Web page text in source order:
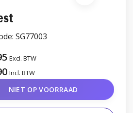
SG77003
Excl. BTW
Incl. BTW
NIET OP VOORRAAD